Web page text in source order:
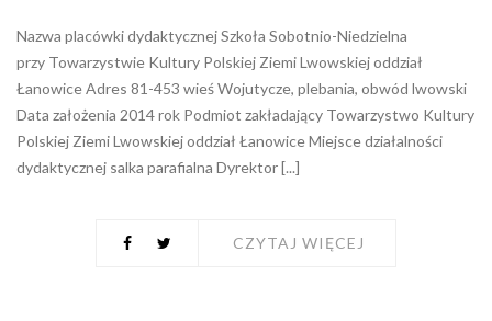
Nazwa placówki dydaktycznej Szkoła Sobotnio-Niedzielna
przy Towarzystwie Kultury Polskiej Ziemi Lwowskiej oddział
Łanowice Adres 81-453 wieś Wojutycze, plebania, obwód lwowski
Data założenia 2014 rok Podmiot zakładający Towarzystwo Kultury
Polskiej Ziemi Lwowskiej oddział Łanowice Miejsce działalności
dydaktycznej salka parafialna Dyrektor [...]
CZYTAJ WIĘCEJ